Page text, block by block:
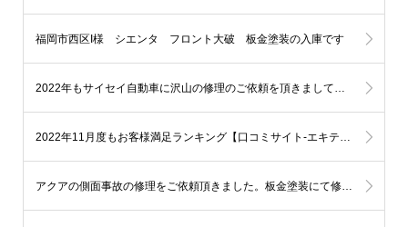
福岡市西区I様 シエンタ フロント大破 板金塗装の入庫です
アクアの側面事故の修理をご依頼頂きました。板金塗装にて修理します。福岡市 中央区のH様